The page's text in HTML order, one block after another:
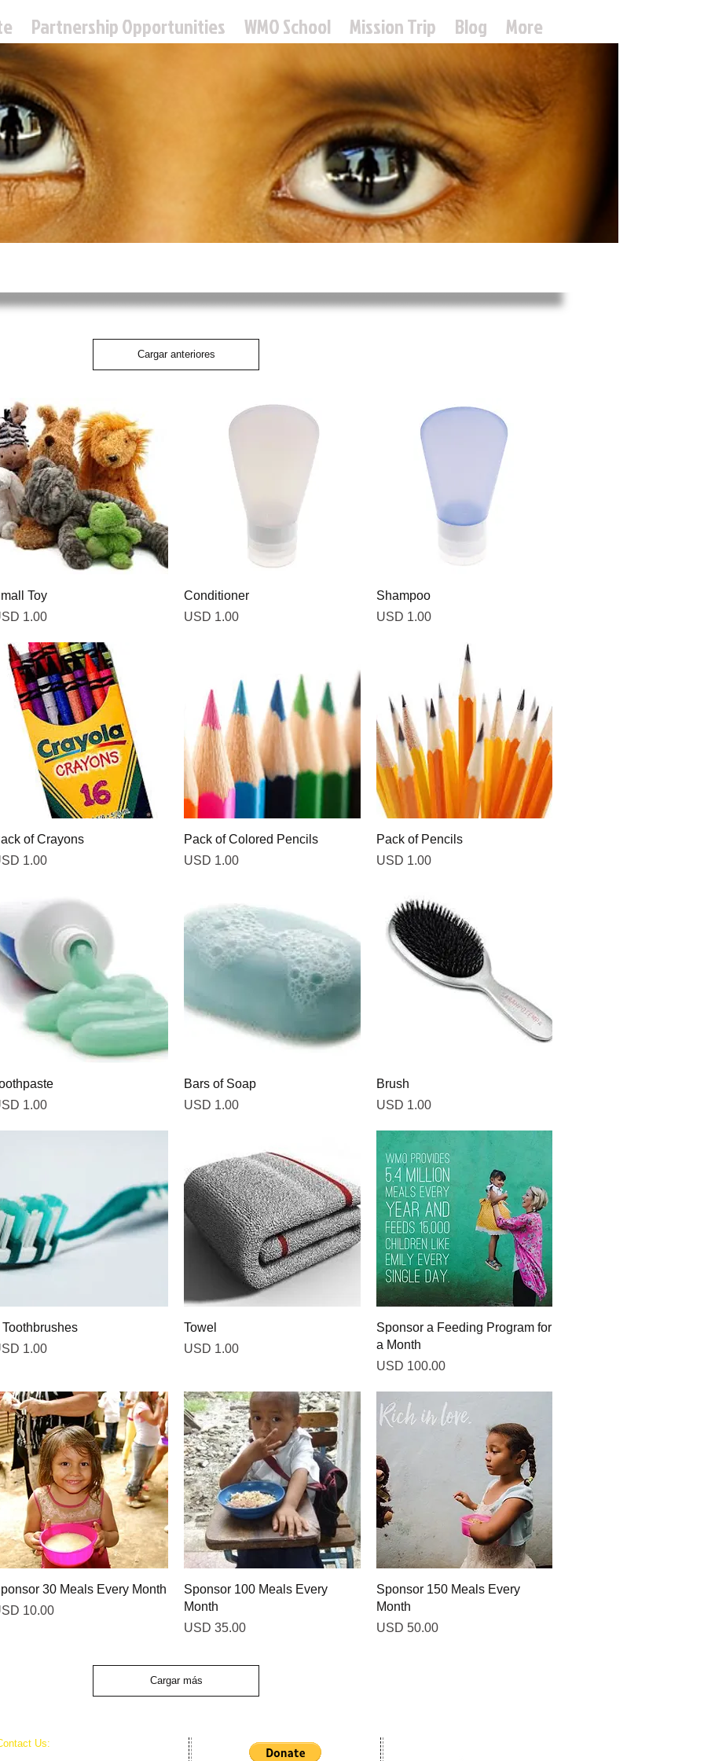
Partnership Opportunities WMO School Mission Trip Blog More
Cargar anteriores
Toy
1.00
Vista rápida
Conditioner
Precio
USD 1.00
Shampoo
Precio
USD 1.00
Vista rápida
of Crayons
1.00
Vista rápida
Pack of Colored Pencils
Precio
USD 1.00
Vista rápida
Pack of Pencils
Precio
USD 1.00
Vista rápida
1.00
Vista rápida
Bars of Soap
Precio
USD 1.00
Brush
Precio
USD 1.00
Vista rápida
Toothbrushes
1.00
Towel
Precio
USD 1.00
Vista rápida
Sponsor a Feeding Program for
a Month
Precio
USD 100.00
Vista rápida
30 Meals Every Month
10.00
Vista rápida
Sponsor 100 Meals Every
Month
Precio
USD 35.00
Vista rápida
Sponsor 150 Meals Every
Month
Precio
USD 50.00
Cargar más
Us: